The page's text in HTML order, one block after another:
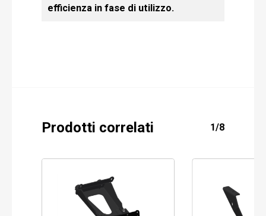
efficienza in fase di utilizzo.
Prodotti correlati 1/8